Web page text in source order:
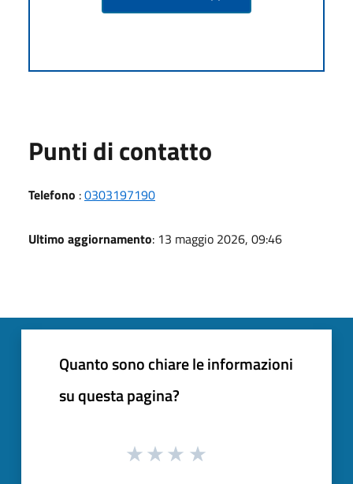
Punti di contatto
Telefono :0303197190
Ultimo aggiornamento: 13 maggio 2026, 09:46
Quanto sono chiare le informazioni
su questa pagina?